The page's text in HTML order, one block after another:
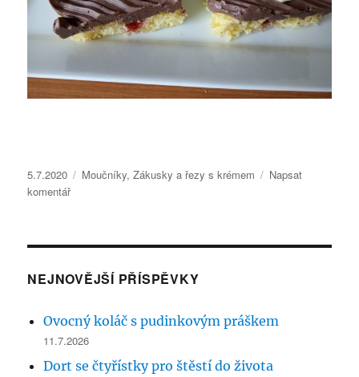
Publikováno:
5.7.2020 Rubriky:
Moučníky,Zákusky a řezy s krémem
Napsat
komentářpro
názvem
piškotové
NEJNOVĚJŠÍ PŘÍSPĚVKY
Ovocný koláč s pudinkovým práškem
11.7.2026
Dort se čtyřístky pro štěstí do života